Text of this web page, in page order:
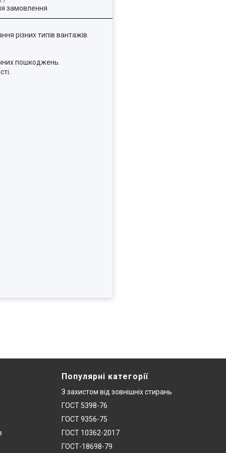
замовлення
різних типів вантажів.
пошкоджень.
Популярні категорії
З захистом від зовнішніх стирань
ГОСТ 5398-76
ГОСТ 9356-75
ГОСТ 10362-2017
ГОСТ-18698-79